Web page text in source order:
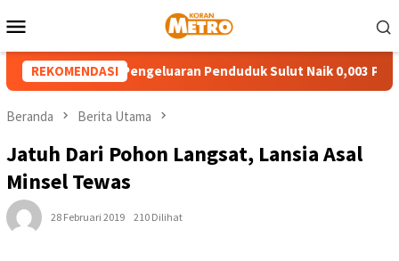
ke
Mobile
REKOMENDASI
Ketimpangan Pengeluaran Penduduk Sulut Naik 0,003 Poin
Beranda Berita Utama
Jatuh Dari Pohon Langsat, Lansia Asal
Minsel Tewas
28 Februari 2019 210 Dilihat